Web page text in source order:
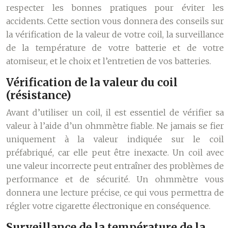
respecter les bonnes pratiques pour éviter les
accidents. Cette section vous donnera des conseils sur
la vérification de la valeur de votre coil, la surveillance
de la température de votre batterie et de votre
atomiseur, et le choix et l’entretien de vos batteries.
Vérification de la valeur du coil
(résistance)
Avant d’utiliser un coil, il est essentiel de vérifier sa
valeur à l’aide d’un ohmmètre fiable. Ne jamais se fier
uniquement à la valeur indiquée sur le coil
préfabriqué, car elle peut être inexacte. Un coil avec
une valeur incorrecte peut entraîner des problèmes de
performance et de sécurité. Un ohmmètre vous
donnera une lecture précise, ce qui vous permettra de
régler votre cigarette électronique en conséquence.